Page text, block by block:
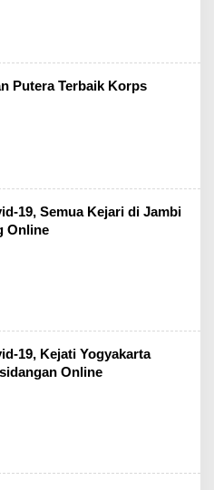
Putera Terbaik Korps
19, Semua Kejari di Jambi
Online
19, Kejati Yogyakarta
Online